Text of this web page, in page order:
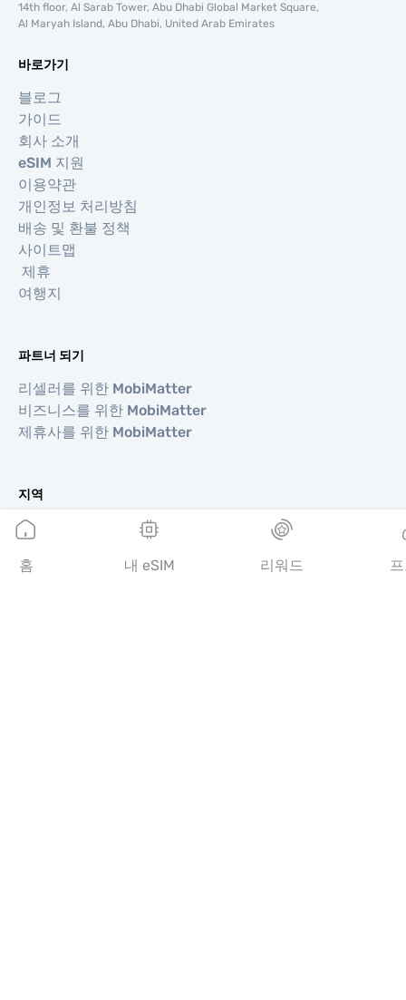
14th floor, Al Sarab Tower, Abu Dhabi Global Market Square,
Al Maryah Island, Abu Dhabi, United Arab Emirates
바로가기
블로그
가이드
회사 소개
eSIM 지원
이용약관
개인정보 처리방침
배송 및 환불 정책
사이트맵
제휴
여행지
파트너 되기
리셀러를 위한 MobiMatter
비즈니스를 위한 MobiMatter
제휴사를 위한 MobiMatter
지역
유럽 eSIM
아메리카 eSIM
홈 내 eSIM 리워드